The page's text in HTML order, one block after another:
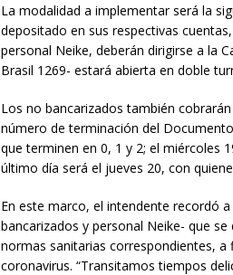
La modalidad a implementar será la
depositado en sus respectivas
personal Neike, deberán dirigirse a la
Brasil 1269- estará abierta en doble
Los no bancarizados también
número de terminación del
que terminen en 0, 1 y 2; el miércoles
último día será el jueves 20, con
En este marco, el intendente recordó
bancarizados y personal Neike- que
normas sanitarias correspondientes,
coronavirus. “Transitamos tiempos